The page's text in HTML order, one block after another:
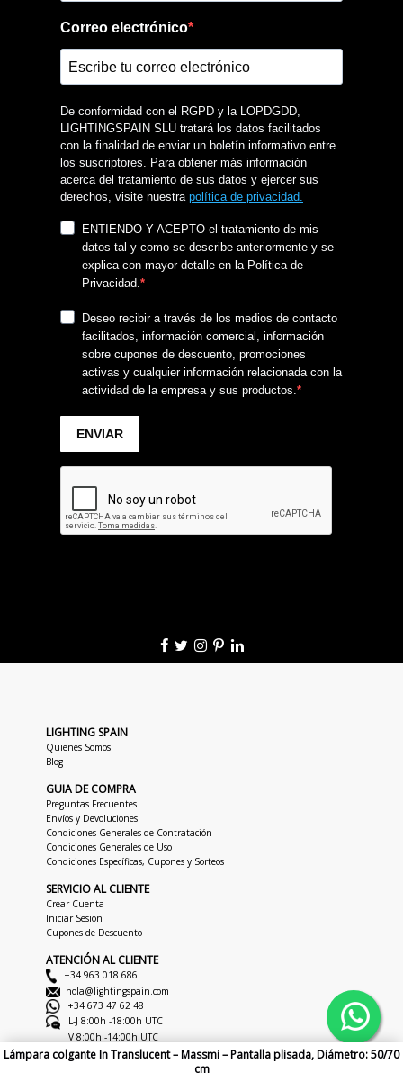
Lámpara colgante In Translucent – Massmi – Pantalla plisada, Diámetro: 50/70
cm
LIGHTING SPAIN
Quienes Somos
Blog
GUIA DE COMPRA
Preguntas Frecuentes
Envíos y Devoluciones
Condiciones Generales de Contratación
Condiciones Generales de Uso
Condiciones Específicas, Cupones y Sorteos
SERVICIO AL CLIENTE
Crear Cuenta
Iniciar Sesión
Cupones de Descuento
ATENCIÓN AL CLIENTE
+34 963 018 686
hola@lightingspain.com
+34 673 47 62 48
L-J 8:00h -18:00h UTC
V 8:00h -14:00h UTC
Copyright © 2026